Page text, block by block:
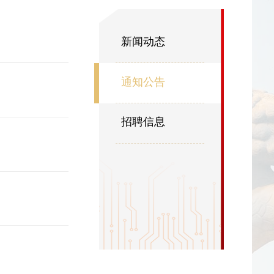
新闻动态
通知公告
招聘信息